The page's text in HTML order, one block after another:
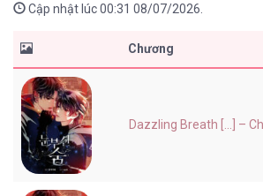
Cập nhật lúc 00:31 08/07/2026.
Chương
Dazzling Breath [...] –